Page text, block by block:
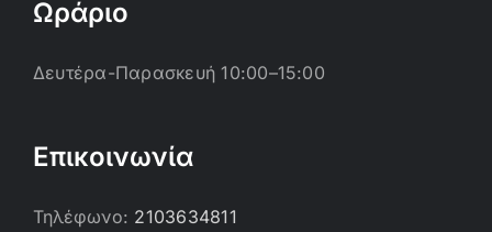
Ωράριο
Δευτέρα-Παρασκευή 10:00–15:00
Επικοινωνία
Τηλέφωνο: 2103634811